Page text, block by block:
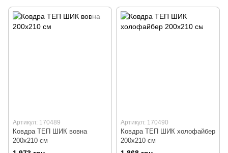
Артикул: 170489
Ковдра ТЕП ШИК вовна
200x210 см
Артикул: 170490
Ковдра ТЕП ШИК холофайбер
200x210 см